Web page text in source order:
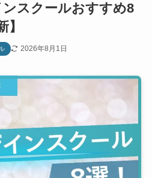
スクールおすすめ8
2026年8月1日